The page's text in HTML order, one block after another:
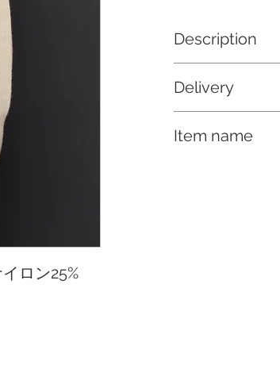
ロン25%
Description
ールとのセットアッ
かで肌触りの良い
Delivery
Item name